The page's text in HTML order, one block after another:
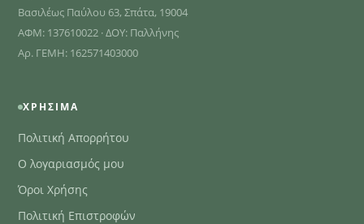
Βασιλέως Παύλου 63, Σπάτα, 19004
ΑΦΜ: 137610022 · ΔΟΥ: Παλλήνης
Αρ. ΓΕΜΗ: 162571403000
ΧΡΉΣΙΜΑ
Πολιτική Απορρήτου
Ο λογαριασμός μου
Όροι Χρήσης
Πολιτική Επιστροφών